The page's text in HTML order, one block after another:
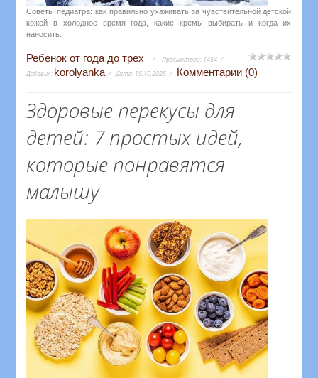
Советы педиатра: как правильно ухаживать за чувствительной детской
кожей в холодное время года, какие кремы выбирать и когда их
наносить.
Ребенок от года до трех Просмотров: 1454
Добавил: korolyanka Дата: 15.10.2025 Комментарии (0)
Здоровые перекусы для
детей: 7 простых идей,
которые понравятся
малышу